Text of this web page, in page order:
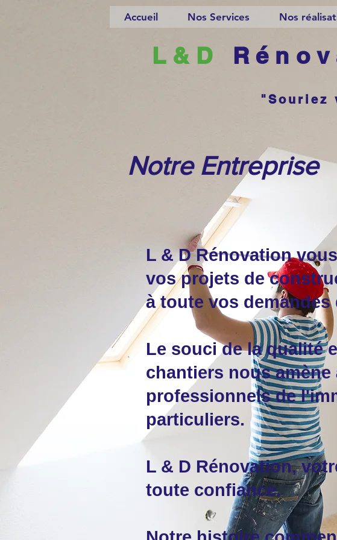
Accueil Nos Services Nos
L&D
"Souriez
Notre Entreprise
L & D Rénovation
vos projets de
à toute vos
Le souci de la qualité
chantiers nous
professionnels de
particuliers.
L & D Rénovation,
toute confiance.